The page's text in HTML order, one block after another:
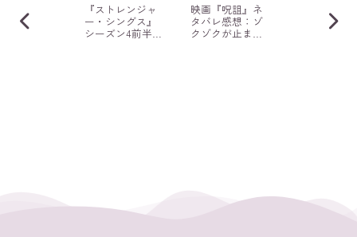
『ストレンジャ
ー・シングス』
シーズン4前半ネ
映画『呪詛』ネ
タバレ感想：ゾ
クゾクが止まら